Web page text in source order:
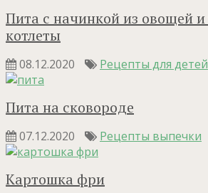
Пита с начинкой из овощей
котлеты
08.12.2020 Рецепты для детей
Пита на сковороде
07.12.2020 Рецепты выпечки
Картошка фри